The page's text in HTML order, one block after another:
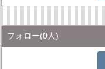
フォロー(0人)